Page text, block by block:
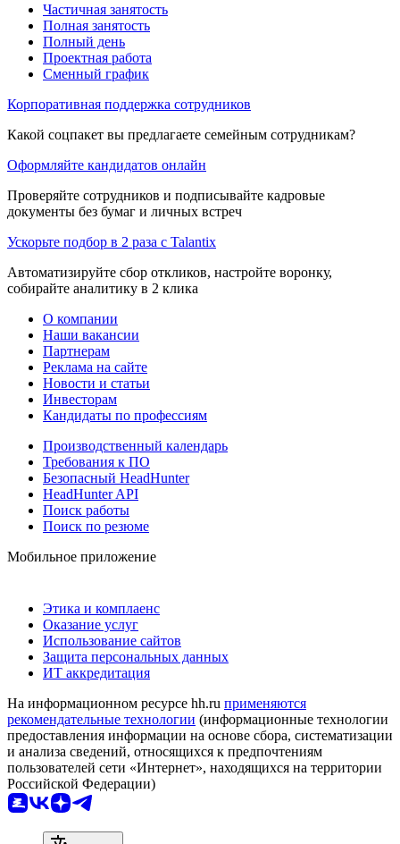
Частичная занятость
Полная занятость
Полный день
Проектная работа
Сменный график
Корпоративная поддержка сотрудников
Какой соцпакет вы предлагаете семейным сотрудникам?
Оформляйте кандидатов онлайн
Проверяйте сотрудников и подписывайте кадровые
документы без бумаг и личных встреч
Ускорьте подбор в 2 раза с Talantix
Автоматизируйте сбор откликов, настройте воронку,
собирайте аналитику в 2 клика
О компании
Наши вакансии
Партнерам
Реклама на сайте
Новости и статьи
Инвесторам
Кандидаты по профессиям
Производственный календарь
Требования к ПО
Безопасный HeadHunter
HeadHunter API
Поиск работы
Поиск по резюме
Мобильное приложение
Этика и комплаенс
Оказание услуг
Использование сайтов
Защита персональных данных
ИТ аккредитация
На информационном ресурсе hh.ru применяются
рекомендательные технологии (информационные технологии
предоставления информации на основе сбора, систематизации
и анализа сведений, относящихся к предпочтениям
пользователей сети «Интернет», находящихся на территории
Российской Федерации)